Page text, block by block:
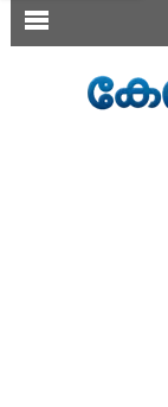
SECTIONS